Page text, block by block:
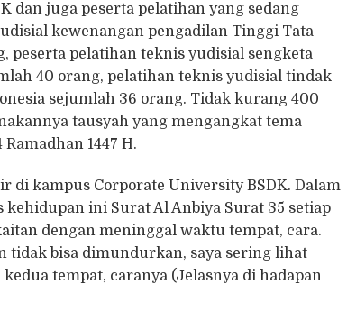
dan juga peserta pelatihan yang sedang
kewenangan pengadilan Tinggi Tata
peserta pelatihan teknis yudisial sengketa
40 orang, pelatihan teknis yudisial tindak
sejumlah 36 orang. Tidak kurang 400
tausyah yang mengangkat tema
1447 H.
di kampus Corporate University BSDK. Dalam
ini Surat Al Anbiya Surat 35 setiap
dengan meninggal waktu tempat, cara.
tidak bisa dimundurkan, saya sering lihat
tempat, caranya (Jelasnya di hadapan